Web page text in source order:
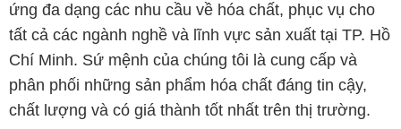
ứng đa dạng các nhu cầu về hóa chất, phục vụ cho
tất cả các ngành nghề và lĩnh vực sản xuất tại TP. Hồ
Chí Minh. Sứ mệnh của chúng tôi là cung cấp và
phân phối những sản phẩm hóa chất đáng tin cậy,
chất lượng và có giá thành tốt nhất trên thị trường.